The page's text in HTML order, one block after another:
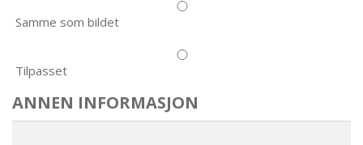
Samme som bildet
Tilpasset
ANNEN INFORMASJON